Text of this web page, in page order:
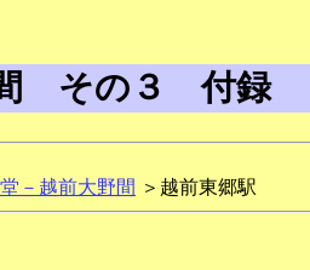
間 その３ 付録
－越前大野間 ＞越前東郷駅